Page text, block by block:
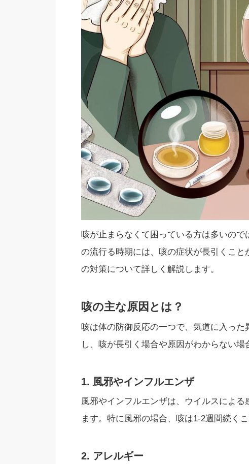
咳が止まらなくて困っている方は多いの
の流行る時期には、咳の症状が長引くこ
の対策について詳しく解説します。
咳の主な原因とは？
咳は体の防御反応の一つで、気道に入っ
し、咳が長引く場合や原因がわからない場
1. 風邪やインフルエンザ
風邪やインフルエンザは、ウイルスによ
ます。特に風邪の場合、咳は1-2週間続くこ
2. アレルギー